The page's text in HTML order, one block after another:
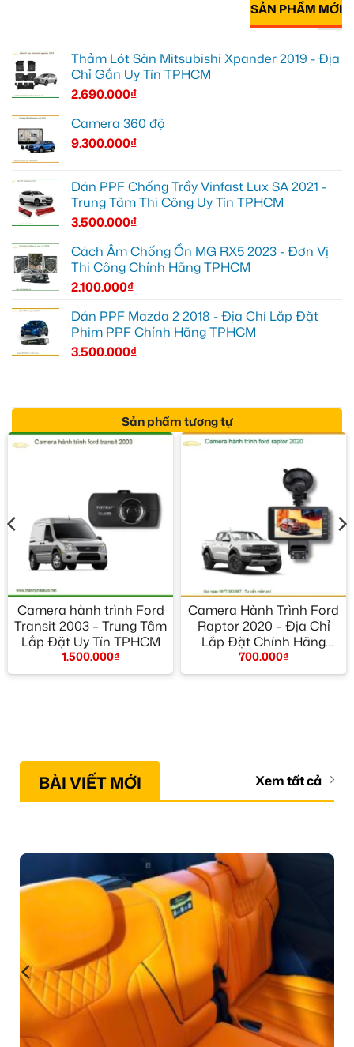
SẢN PHẨM MỚI
Thảm Lót Sàn Mitsubishi Xpander 2019 - Địa
Chỉ Gắn Uy Tín TPHCM
2.690.000₫
Camera 360 độ
9.300.000₫
Dán PPF Chống Trầy Vinfast Lux SA 2021 -
Trung Tâm Thi Công Uy Tín TPHCM
3.500.000₫
Cách Âm Chống Ồn MG RX5 2023 - Đơn Vị
Thi Công Chính Hãng TPHCM
2.100.000₫
Dán PPF Mazda 2 2018 - Địa Chỉ Lắp Đặt
Phim PPF Chính Hãng TPHCM
3.500.000₫
Sản phẩm tương tự
Camera hành trình Ford
Transit 2003 – Trung Tâm
Lắp Đặt Uy Tín TPHCM
1.500.000₫
Camera Hành Trình Ford
Raptor 2020 – Địa Chỉ
Lắp Đặt Chính Hãng
TPHCM
700.000₫
BÀI VIẾT MỚI Xem tất cả